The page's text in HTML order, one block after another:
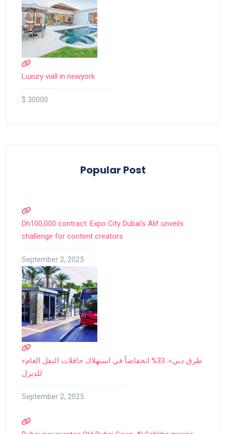
Luxury viall in newyork
$ 30000
Popular Post
Dh100,000 contract: Expo City Dubai’s Alif unveils
challenge for content creators
September 2, 2025
«طرق دبي»: 33% انخفاضاً في استهلاك حافلات النقل العام
للديزل
September 2, 2025